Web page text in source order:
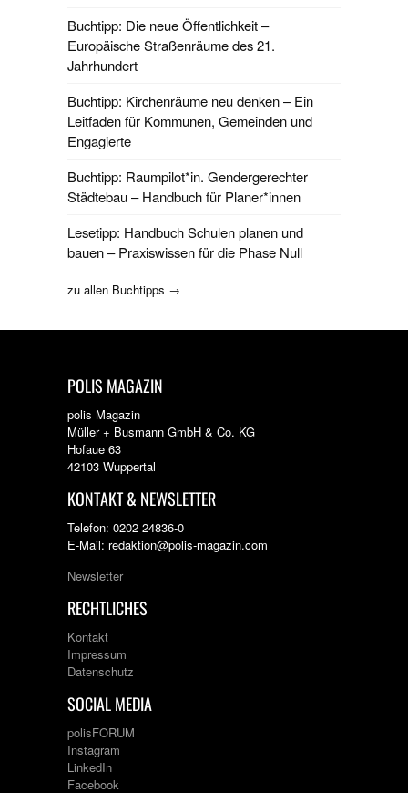
Buchtipp: Die neue Öffentlichkeit –
Europäische Straßenräume des 21.
Jahrhundert
Buchtipp: Kirchenräume neu denken – Ein
Leitfaden für Kommunen, Gemeinden und
Engagierte
Buchtipp: Raumpilot*in. Gendergerechter
Städtebau – Handbuch für Planer*innen
Lesetipp: Handbuch Schulen planen und
bauen – Praxiswissen für die Phase Null
zu allen Buchtipps →
POLIS MAGAZIN
polis Magazin
Müller + Busmann GmbH & Co. KG
Hofaue 63
42103 Wuppertal
KONTAKT & NEWSLETTER
Telefon: 0202 24836-0
E-Mail: redaktion@polis-magazin.com
Newsletter
RECHTLICHES
Kontakt
Impressum
Datenschutz
SOCIAL MEDIA
polisFORUM
Instagram
LinkedIn
Facebook